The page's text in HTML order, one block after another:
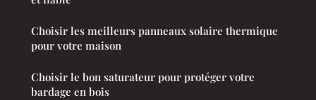
Choisir les meilleurs panneaux solaire thermique
pour votre maison
Choisir le bon saturateur pour protéger votre
bardage en bois